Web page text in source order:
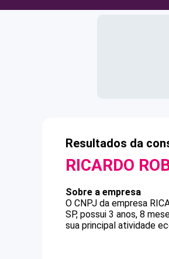
Resultados da
RICARDO
Sobre a empresa
O CNPJ da empresa
SP, possui 3 anos, 8
sua principal atividade